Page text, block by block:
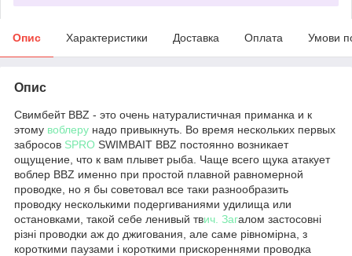
Опис Характеристики Доставка Оплата Умови
Опис
Свимбейт BBZ - это очень натуралистичная приманка и к
этому воблеру надо привыкнуть. Во время нескольких первых
забросов SPRO SWIMBAIT BBZ постоянно возникает
ощущение, что к вам плывет рыба. Чаще всего щука атакует
воблер BBZ именно при простой плавной равномерной
проводке, но я бы советовал все таки разнообразить
проводку несколькими подергиваниями удилища или
остановками, такой себе ленивый твич. Загалом застосовні
різні проводки аж до джигования, але саме рівномірна, з
короткими паузами і короткими прискореннями проводка